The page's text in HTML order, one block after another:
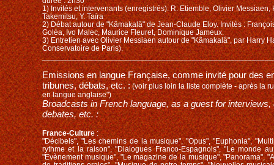
1) Invités et intervenants (enregistrés): R. Etiemble, Olivier Messiaen,
Takemitsu, Y. Taïra
2) Débat autour de "Kâmakalâ" de Jean-Claude Eloy. Invités :
Goléa, Ivo Malec, Maurice Fleuret, Dominique Jameux.
3) Entretien avec Olivier Messiaen autour de "Kâmakalâ", par Harry
Conservatoire de Paris).
Emissions en langue Française, comme invité pour des
tribunes, débats, etc. :(voir plus loin la liste complète - après la
en langue anglaise")
Broadcasts in French language, as a guest for interviews,
debates, etc. :
France-Culture :
"Décibels", "Les chemins de la musique", "Opus", "Euphonia",
rythme et la raison", "Dialogues Franco-Espagnols", "Le monde
"Evènement musique", "Le magazine de la musique", "Panorama",